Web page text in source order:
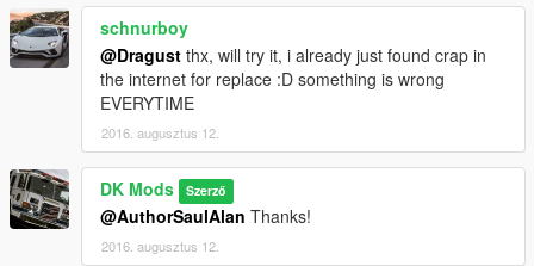
schnurboy
@Dragust thx, will try it, i already just found crap in
the internet for replace :D something is wrong
EVERYTIME
2016. augusztus 12.
DK Mods Szerző
@AuthorSaulAlan Thanks!
2016. augusztus 12.